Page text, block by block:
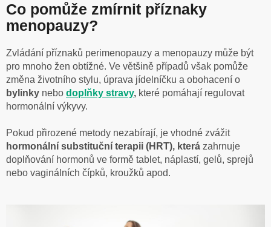
Co pomůže zmírnit příznaky
menopauzy?
Zvládání příznaků perimenopauzy a menopauzy může být
pro mnoho žen obtížné. Ve většině případů však pomůže
změna životního stylu, úprava jídelníčku a obohacení o
bylinky nebo doplňky stravy, které pomáhají regulovat
hormonální výkyvy.
Pokud přirozené metody nezabírají, je vhodné zvážit
hormonální substituční terapii (HRT), která zahrnuje
doplňování hormonů ve formě tablet, náplastí, gelů, sprejů
nebo vaginálních čípků, kroužků apod.